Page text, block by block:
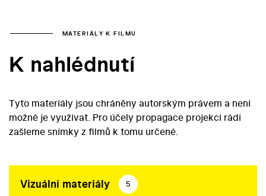
MATERIÁLY K FILMU
K nahlédnutí
Tyto materiály jsou chráněny autorským právem a není
možné je využívat. Pro účely propagace projekcí rádi
zašleme snímky z filmů k tomu určené.
Vizuální materiály 5